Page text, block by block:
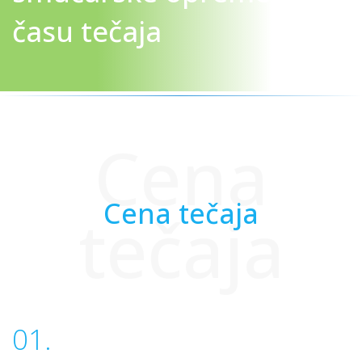
času tečaja
Cena
tečaja
Cena tečaja
01.